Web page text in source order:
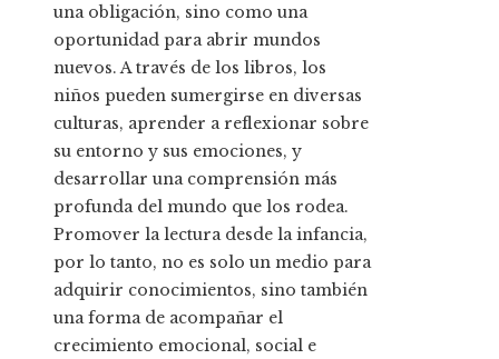
una obligación, sino como una
oportunidad para abrir mundos
nuevos. A través de los libros, los
niños pueden sumergirse en diversas
culturas, aprender a reflexionar sobre
su entorno y sus emociones, y
desarrollar una comprensión más
profunda del mundo que los rodea.
Promover la lectura desde la infancia,
por lo tanto, no es solo un medio para
adquirir conocimientos, sino también
una forma de acompañar el
crecimiento emocional, social e